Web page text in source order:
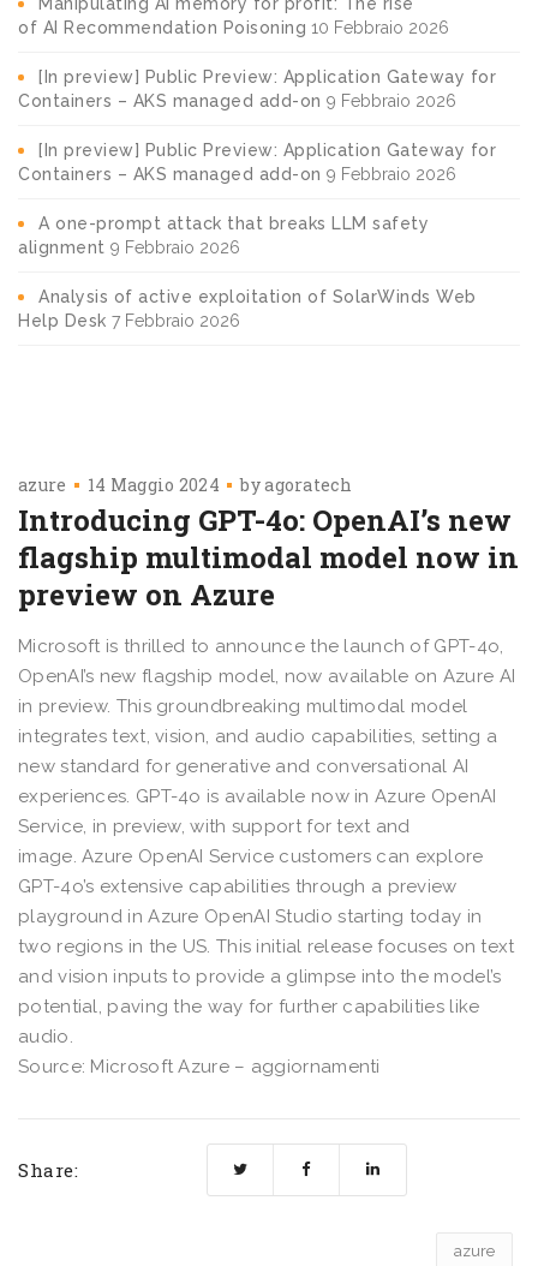
of AI Recommendation Poisoning 10 Febbraio 2026
[In preview] Public Preview: Application Gateway for
Containers – AKS managed add-on 9 Febbraio 2026
[In preview] Public Preview: Application Gateway for
Containers – AKS managed add-on 9 Febbraio 2026
A one-prompt attack that breaks LLM safety
alignment 9 Febbraio 2026
Analysis of active exploitation of SolarWinds Web
Help Desk 7 Febbraio 2026
azure 14 Maggio 2024 byagoratech
Introducing GPT-4o: OpenAI’s new
flagship multimodal model now in
preview on Azure
Microsoft is thrilled to announce the launch of GPT-4o,
OpenAI’s new flagship model, now available on Azure AI
in preview. This groundbreaking multimodal model
integrates text, vision, and audio capabilities, setting a
new standard for generative and conversational AI
experiences. GPT-4o is available now in Azure OpenAI
Service, in preview, with support for text and
image. Azure OpenAI Service customers can explore
GPT-4o’s extensive capabilities through a preview
playground in Azure OpenAI Studio starting today in
two regions in the US. This initial release focuses on text
and vision inputs to provide a glimpse into the model’s
potential, paving the way for further capabilities like
audio.
Source: Microsoft Azure – aggiornamenti
Share:
azure